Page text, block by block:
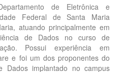
de Eletrônica e
Federal de Santa Maria
atuando principalmente em
de Dados no curso de
Possui experiência em
e foi um dos proponentes do
implantado no campus